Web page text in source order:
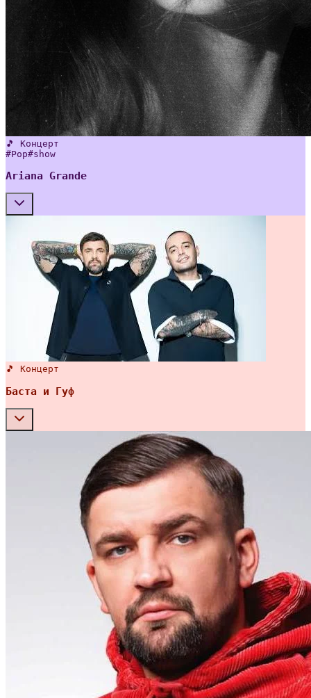
🎵 Концерт
#Pop#show
Ariana Grande
🎵 Концерт
Баста и Гуф